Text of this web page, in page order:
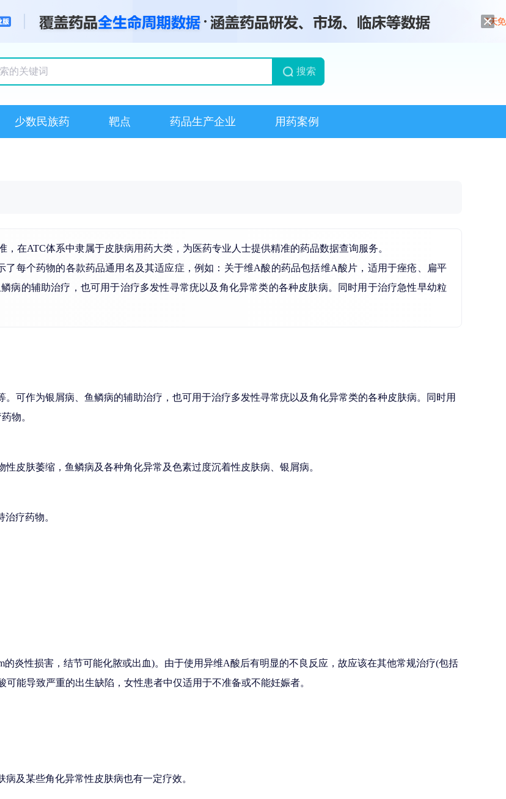
搜索
少数民族药 靶点 药品生产企业 用药案例
在ATC体系中隶属于皮肤病用药大类，为医药专业人士提供精准的药品数据查询服务。
每个药物的各款药品通用名及其适应症，例如：关于维A酸的药品包括维A酸片，适用于痤疮、扁平
病的辅助治疗，也可用于治疗多发性寻常疣以及角化异常类的各种皮肤病。同时用于治疗急性早幼粒
可作为银屑病、鱼鳞病的辅助治疗，也可用于治疗多发性寻常疣以及角化异常类的各种皮肤病。同时用
物。
皮肤萎缩，鱼鳞病及各种角化异常及色素过度沉着性皮肤病、银屑病。
疗药物。
炎性损害，结节可能化脓或出血)。由于使用异维A酸后有明显的不良反应，故应该在其他常规治疗(包括
能导致严重的出生缺陷，女性患者中仅适用于不准备或不能妊娠者。
及某些角化异常性皮肤病也有一定疗效。